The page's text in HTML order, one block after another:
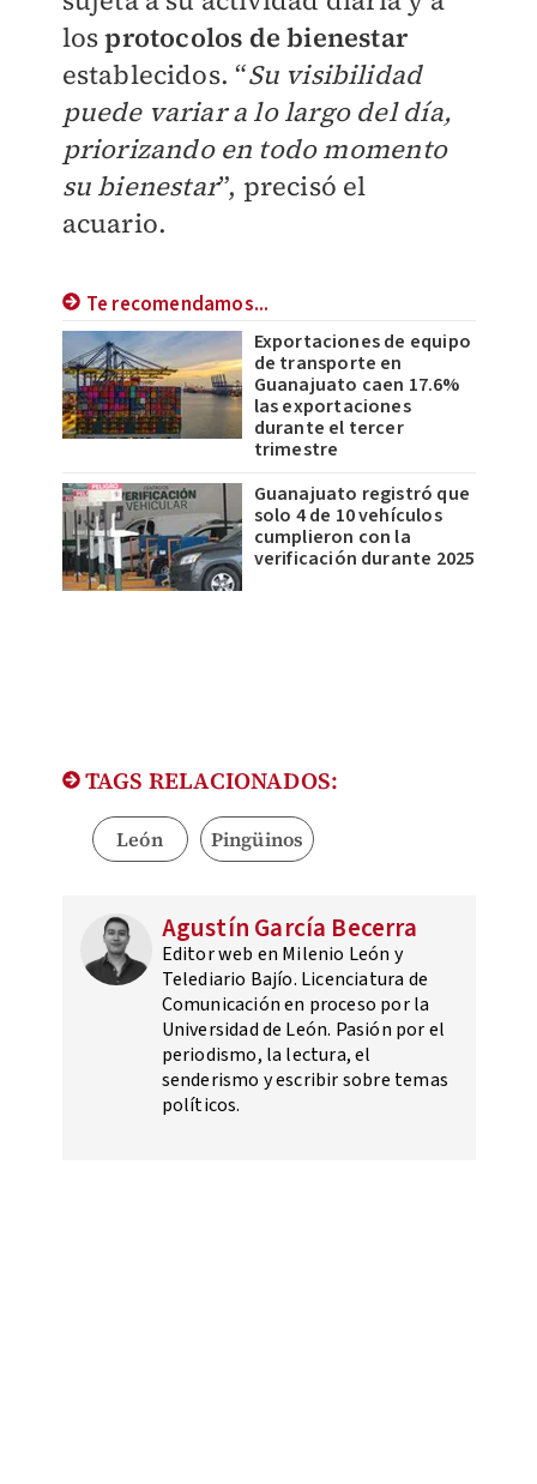
losprotocolos de bienestar
establecidos. “Su visibilidad
puede variar a lo largo del día,
priorizando en todo momento
su bienestar”, precisó el
acuario.
Te recomendamos...
Exportaciones de equipo
de transporte en
Guanajuato caen 17.6%
las exportaciones
durante el tercer
trimestre
Guanajuato registró que
solo 4 de 10 vehículos
cumplieron con la
verificación durante 2025
TAGS RELACIONADOS:
León Pingüinos
Agustín García Becerra
Editor web en Milenio León y
Telediario Bajío. Licenciatura de
Comunicación en proceso por la
Universidad de León. Pasión por el
periodismo, la lectura, el
senderismo y escribir sobre temas
políticos.